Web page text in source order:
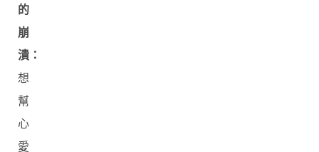
的
崩
潰：
想
幫
心
愛